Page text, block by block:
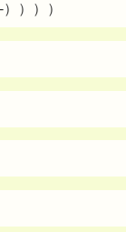
）））